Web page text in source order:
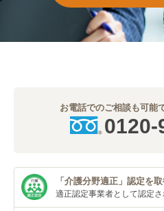
お電話でのご相談も可能
0120-
「介護分野適正」 認定を
適正認定事業者として認定さ